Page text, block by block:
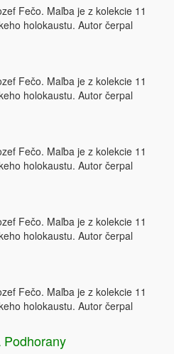
Fečo. Maľba je z kolekcie 11
holokaustu. Autor čerpal
Fečo. Maľba je z kolekcie 11
holokaustu. Autor čerpal
Fečo. Maľba je z kolekcie 11
holokaustu. Autor čerpal
Fečo. Maľba je z kolekcie 11
holokaustu. Autor čerpal
Fečo. Maľba je z kolekcie 11
holokaustu. Autor čerpal